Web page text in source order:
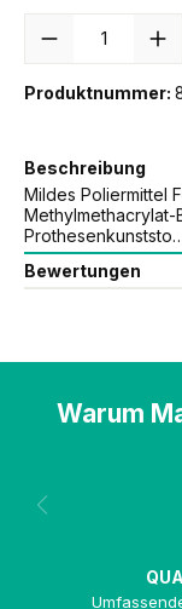
Produktnummer:
Beschreibung
Mildes Poliermittel
Methylmethacrylat-
Bewertungen
Warum